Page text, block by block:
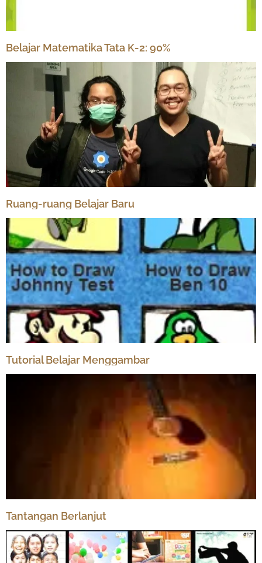
Belajar Matematika Tata K-2: 90%
Ruang-ruang Belajar Baru
Tutorial Belajar Menggambar
Tantangan Berlanjut